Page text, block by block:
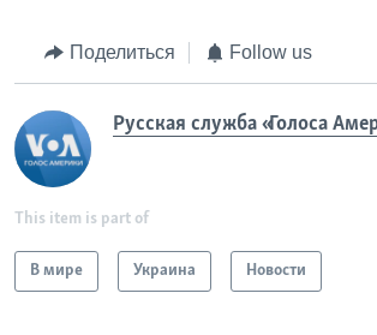
Поделиться Follow us
Русская служба «Голоса
This item is part of
В мире Украина Новости